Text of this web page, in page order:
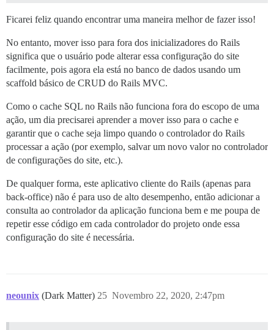
Ficarei feliz quando encontrar uma maneira melhor de fazer isso!
No entanto, mover isso para fora dos inicializadores do Rails
significa que o usuário pode alterar essa configuração do site
facilmente, pois agora ela está no banco de dados usando um
scaffold básico de CRUD do Rails MVC.
Como o cache SQL no Rails não funciona fora do escopo de uma
ação, um dia precisarei aprender a mover isso para o cache e
garantir que o cache seja limpo quando o controlador do Rails
processar a ação (por exemplo, salvar um novo valor no controlador
de configurações do site, etc.).
De qualquer forma, este aplicativo cliente do Rails (apenas para
back-office) não é para uso de alto desempenho, então adicionar a
consulta ao controlador da aplicação funciona bem e me poupa de
repetir esse código em cada controlador do projeto onde essa
configuração do site é necessária.
neounix (Dark Matter) Novembro 22, 2020, 2:47pm
25